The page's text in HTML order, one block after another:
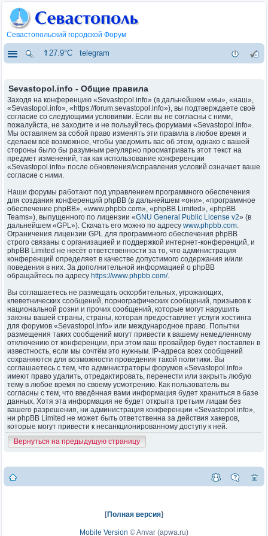
Севастопольский городской Форум
⇑27.9°C telegram
Sevastopol.info - Общие правила
Заходя на конференцию «Sevastopol.info» (в дальнейшем «мы», «наш»,
«Sevastopol.info», «https://forum.sevastopol.info»), вы подтверждаете своё
согласие со следующими условиями. Если вы не согласны с ними,
пожалуйста, не заходите и не пользуйтесь форумами «Sevastopol.info».
Мы оставляем за собой право изменять эти правила в любое время и
сделаем всё возможное, чтобы уведомить вас об этом, однако с вашей
стороны было бы разумным регулярно просматривать этот текст на
предмет изменений, так как использование конференции
«Sevastopol.info» после обновления/исправления условий означает ваше
согласие с ними.
Наши форумы работают под управлением программного обеспечения
для создания конференций phpBB (в дальнейшем «они», «программное
обеспечение phpBB», «www.phpbb.com», «phpBB Limited», «phpBB
Teams»), выпущенного по лицензии «GNU General Public License v2» (в
дальнейшем «GPL»). Скачать его можно по адресу www.phpbb.com.
Ограничения лицензии GPL для программного обеспечения phpBB
строго связаны с организацией и поддержкой интернет-конференций, и
phpBB Limited не несёт ответственности за то, что администрация
конференций определяет в качестве допустимого содержания и/или
поведения в них. За дополнительной информацией о phpBB
обращайтесь по адресу https://www.phpbb.com/.
Вы соглашаетесь не размещать оскорбительных, угрожающих,
клеветнических сообщений, порнографических сообщений, призывов к
национальной розни и прочих сообщений, которые могут нарушить
законы вашей страны, страны, которая предоставляет услуги хостинга
для форумов «Sevastopol.info» или международное право. Попытки
размещения таких сообщений могут привести к вашему немедленному
отключению от конференции, при этом ваш провайдер будет поставлен в
известность, если мы сочтём это нужным. IP-адреса всех сообщений
сохраняются для возможности проведения такой политики. Вы
соглашаетесь с тем, что администраторы форумов «Sevastopol.info»
имеют право удалить, отредактировать, перенести или закрыть любую
тему в любое время по своему усмотрению. Как пользователь вы
согласны с тем, что введённая вами информация будет храниться в базе
данных. Хотя эта информация не будет открыта третьим лицам без
вашего разрешения, ни администрация конференции «Sevastopol.info»,
ни phpBB Limited не может быть ответственна за действия хакеров,
которые могут привести к несанкционированному доступу к ней.
Вернуться на предыдущую страницу
[Полная версия]
Mobile Version ©Anvar (apwa.ru)